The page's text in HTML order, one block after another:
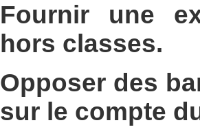
Fournir une
hors classes.
Opposer des
sur le compte